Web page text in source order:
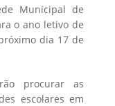
Municipal de
o ano letivo de
dia 17 de
procurar as
escolares em